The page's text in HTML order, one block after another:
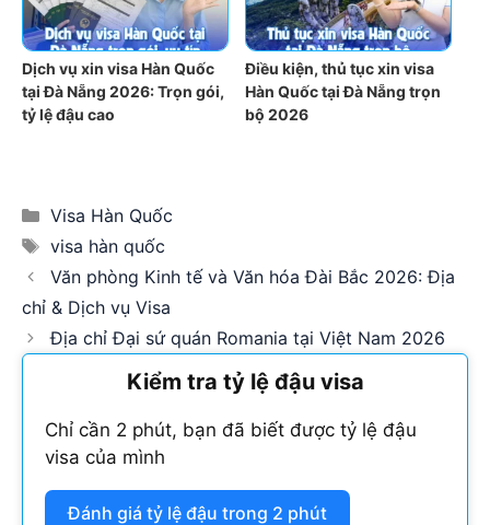
Dịch vụ xin visa Hàn Quốc
tại Đà Nẵng 2026: Trọn gói,
tỷ lệ đậu cao
Điều kiện, thủ tục xin visa
Hàn Quốc tại Đà Nẵng trọn
bộ 2026
Categories
Visa Hàn Quốc
Tags
visa hàn quốc
Văn phòng Kinh tế và Văn hóa Đài Bắc 2026: Địa
chỉ & Dịch vụ Visa
Địa chỉ Đại sứ quán Romania tại Việt Nam 2026
Kiểm tra tỷ lệ đậu visa
Chỉ cần 2 phút, bạn đã biết được tỷ lệ đậu
visa của mình
Đánh giá tỷ lệ đậu trong 2 phút